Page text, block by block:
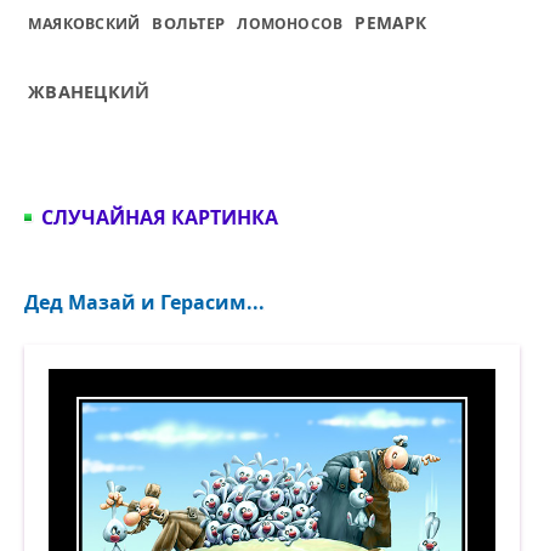
МАЯКОВСКИЙ ВОЛЬТЕР ЛОМОНОСОВ РЕМАРК
ЖВАНЕЦКИЙ
СЛУЧАЙНАЯ КАРТИНКА
Дед Мазай и Герасим...